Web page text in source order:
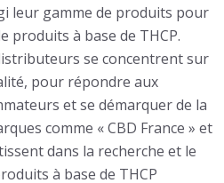
leur gamme de produits pour
produits à base de THCP.
se concentrent sur
pour répondre aux
et se démarquer de la
comme « CBD France » et
dans la recherche et le
à base de THCP